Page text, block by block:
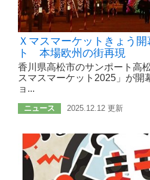
Ｘマスマーケットきょう
ト 本場欧州の街再現
香川県高松市のサンポート高
スマスマーケット2025」が開
ョ...
ニュース 2025.12.12 更新